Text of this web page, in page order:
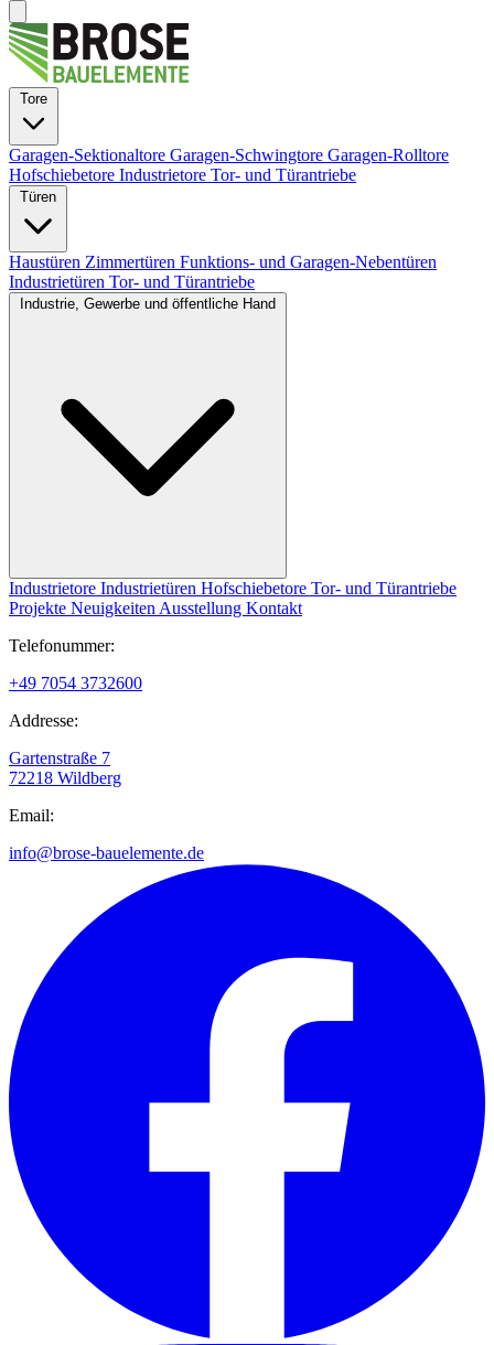
Garagen-Sektionaltore Garagen-Schwingtore Garagen-Rolltore
Hofschiebetore Industrietore Tor- und Türantriebe
Haustüren Zimmertüren Funktions- und Garagen-Nebentüren
Industrietüren Tor- und Türantriebe
Industrietore Industrietüren Hofschiebetore Tor- und Türantriebe
Projekte Neuigkeiten Ausstellung Kontakt
Telefonummer:
+49 7054 3732600
Addresse:
Gartenstraße 7
72218 Wildberg
Email:
info@brose-bauelemente.de